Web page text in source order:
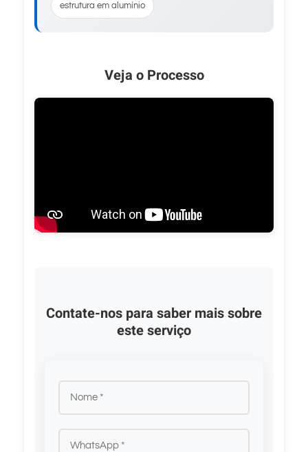
estrutura em alumínio
Veja o Processo
Contate-nos para saber mais sobre
este serviço